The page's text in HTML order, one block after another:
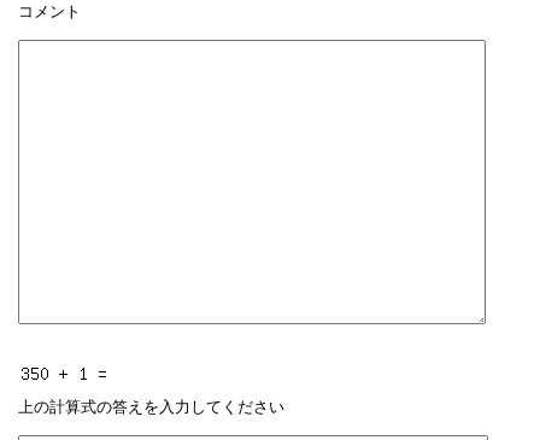
コメント
上の計算式の答えを入力してください